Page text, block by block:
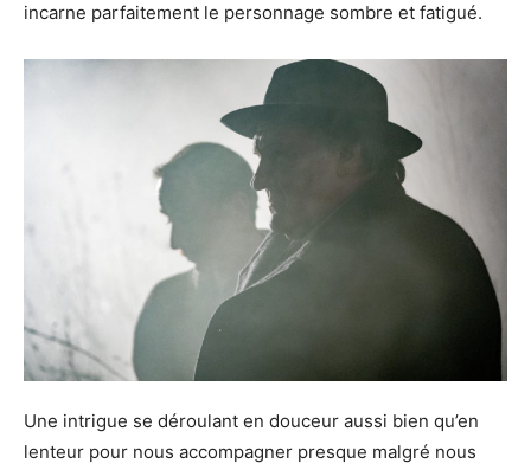
incarne parfaitement le personnage sombre et fatigué.
Une intrigue se déroulant en douceur aussi bien qu’en
lenteur pour nous accompagner presque malgré nous